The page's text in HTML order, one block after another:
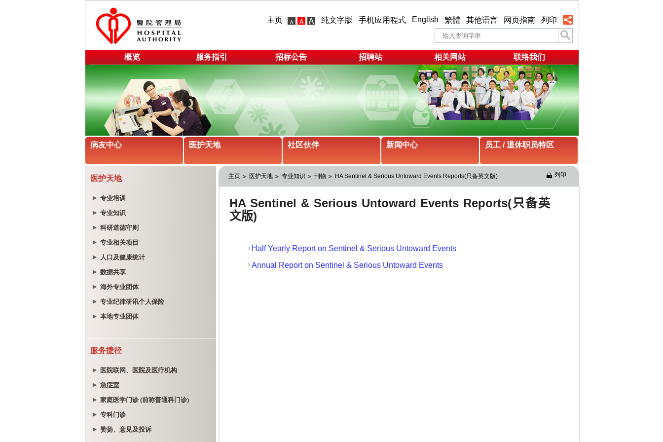
主页 纯文字版 手机应用程式 English 繁體 其他语言 网页指南 列印
概览 服务指引 招标公告 招聘站 相关网站 联络我们
病友中心 医护天地 社区伙伴 新闻中心 员工 / 退休职员特区
医护天地
专业培训
专业知识
科研道德守则
专业相关项目
人口及健康统计
数据共享
海外专业团体
专业纪律研讯个人保险
本地专业团体
服务捷径
医院联网、医院及医疗机构
急症室
家庭医学门诊 (前称普通科门诊)
专科门诊
赞扬、意见及投诉
主页 医护天地 专业知识 刊物 HA Sentinel & Serious Untoward Events Reports(只备英文版) 列印